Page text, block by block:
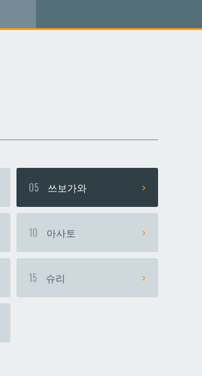
이시미네
이시미네
05 쓰보가와
10 아사토
15 슈리